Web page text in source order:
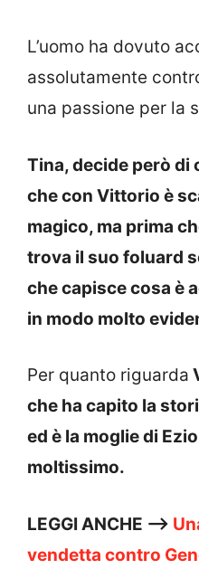
L’uomo ha dovuto
assolutamente
una passione per la
Tina, decide però di
che con Vittorio è
magico, ma prima
trova il suo foluard
che capisce cosa è
in modo molto
Per quanto riguarda
che ha capito la
ed è la moglie di
moltissimo.
LEGGI ANCHE —>
vendetta contro